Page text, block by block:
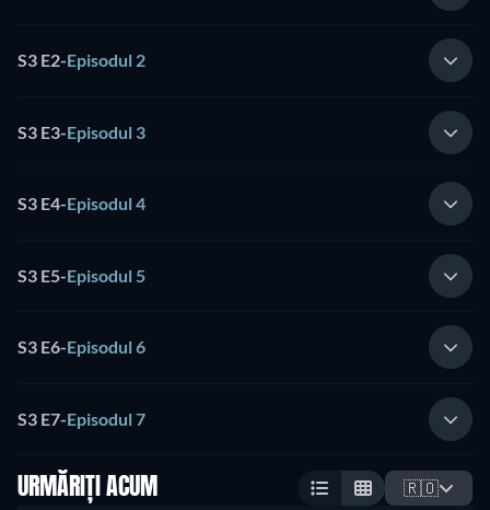
S3 E2-Episodul 2
S3 E3-Episodul 3
S3 E4-Episodul 4
S3 E5-Episodul 5
S3 E6-Episodul 6
S3 E7-Episodul 7
URMĂRIȚI ACUM 🇷🇴